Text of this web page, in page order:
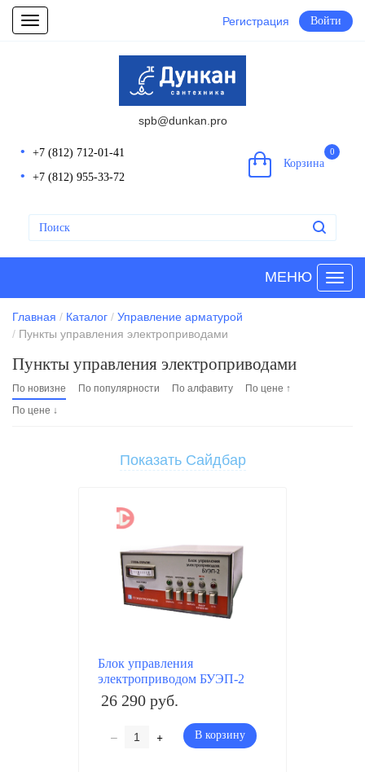
Toggle
navigation
Регистрация Войти
spb@dunkan.pro
Корзина
0
+7 (812) 712-01-41
+7 (812) 955-33-72
МЕНЮ
Главная Каталог
Управление арматурой
Пункты управления электроприводами
Пункты управления электроприводами
По новизне По популярности По алфавиту
По цене ↑
По цене ↓
Показать Сайдбар
Блок управления
электроприводом БУЭП-2
26 290 руб.
– + В корзину